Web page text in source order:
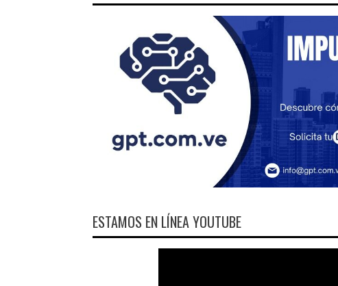
ESTAMOS EN LÍNEA YOUTUBE